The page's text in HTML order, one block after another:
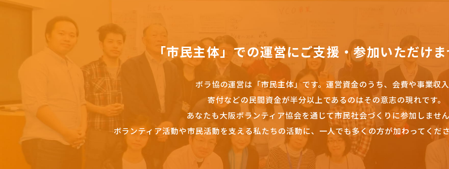
「市民主体」での運営にご支援・参加いただけ
ボラ協の運営は「市民主体」です。 運営資金のうち、会費や事業収入
寄付などの民間資金が半分以上であるのはその意志の現れです。
あなたも大阪ボランティア協会を通じて市民社会づくりに参加しませ
ボランティア活動や市民活動を支える私たちの活動に、一人でも多くの方が加わってくだ